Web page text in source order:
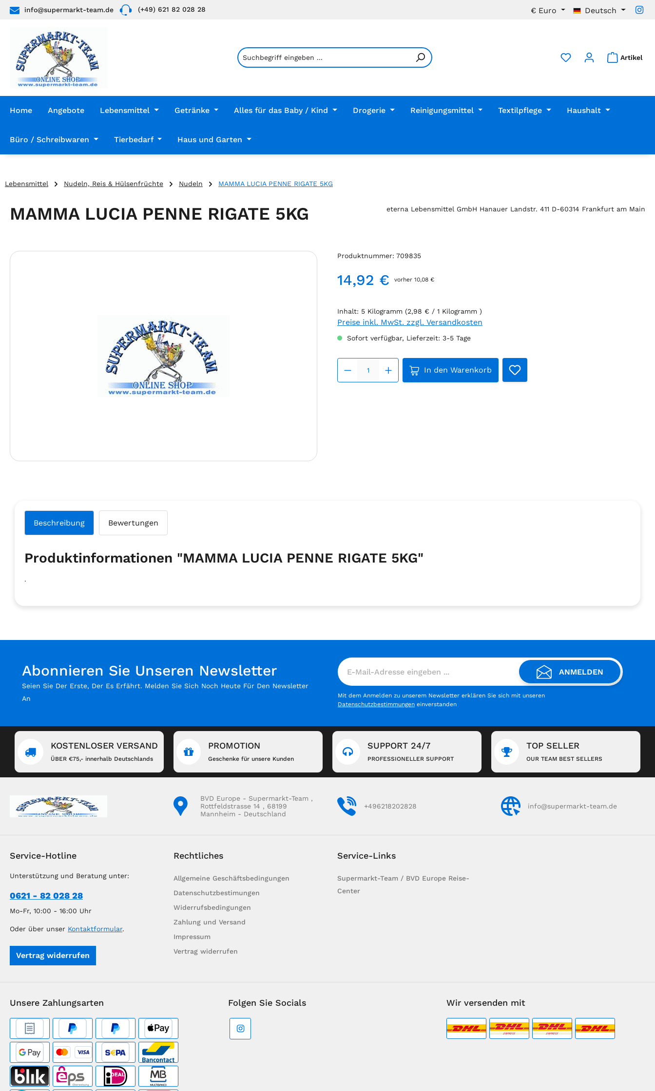
Hauptinhalt springen
Zur Suche springen
Zur Hauptnavigation springen
info@supermarkt-team.de (+49) 621 82 028 28 € Euro Deutsch
Artikel
Home Angebote Lebensmittel Getränke Alles für das Baby / Kind Drogerie Reinigungsmittel Textilpflege Haushalt
Büro / Schreibwaren Tierbedarf Haus und Garten
Lebensmittel Nudeln, Reis & Hülsenfrüchte Nudeln MAMMA LUCIA PENNE RIGATE 5KG
MAMMA LUCIA PENNE RIGATE 5KG eterna Lebensmittel GmbH Hanauer Landstr. 411 D-60314 Frankfurt am Main
Bildergalerie überspringen Produktnummer: 709835
Regulärer Preis:
14,92 € vorher 10,08 €
Inhalt: 5 Kilogramm (2,98 € / 1 Kilogramm )
Preise inkl. MwSt. zzgl. Versandkosten
Sofort verfügbar, Lieferzeit: 3-5 Tage
Produkt Anzahl: Gib den gewünschten
In den Warenkorb
Beschreibung Bewertungen
Produktinformationen "MAMMA LUCIA PENNE RIGATE 5KG"
.
Abonnieren Sie Unseren Newsletter
Seien Sie Der Erste, Der Es Erfährt. Melden Sie Sich Noch Heute Für Den Newsletter
An
ANMELDEN
Mit dem Anmelden zu unserem Newsletter erklären Sie sich mit unseren
Datenschutzbestimmungen einverstanden
KOSTENLOSER VERSAND
ÜBER €75,- innerhalb Deutschlands
PROMOTION
Geschenke für unsere Kunden
SUPPORT 24/7
PROFESSIONELLER SUPPORT
TOP SELLER
OUR TEAM BEST SELLERS
BVD Europe - Supermarkt-Team ,
Rottfeldstrasse 14 , 68199
Mannheim - Deutschland
+496218202828 info@supermarkt-team.de
Service-Hotline
Unterstützung und Beratung unter:
0621 - 82 028 28
Mo-Fr, 10:00 - 16:00 Uhr
Oder über unser Kontaktformular.
Vertrag widerrufen
Rechtliches
Allgemeine Geschäftsbedingungen
Datenschutzbestimungen
Widerrufsbedingungen
Zahlung und Versand
Impressum
Vertrag widerrufen
Service-Links
Supermarkt-Team / BVD Europe Reise-
Center
Unsere Zahlungsarten Folgen Sie Socials Wir versenden mit